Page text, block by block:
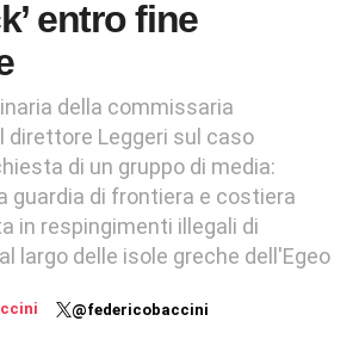
entro fine
della commissaria
direttore Leggeri sul caso
di un gruppo di media:
guardia di frontiera e costiera
in respingimenti illegali di
largo delle isole greche dell'Egeo
@federicobaccini